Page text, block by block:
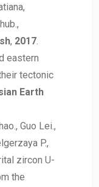
, 2017
eastern
tectonic
Earth
Guo Lei.,
P.,
zircon U-
the